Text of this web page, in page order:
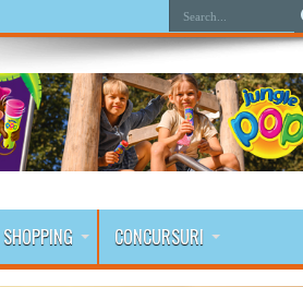
SHOPPING CONCURSURI